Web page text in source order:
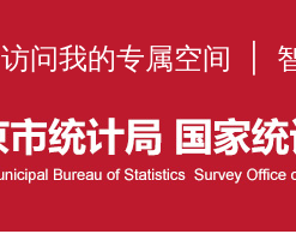
访问我的专属空间